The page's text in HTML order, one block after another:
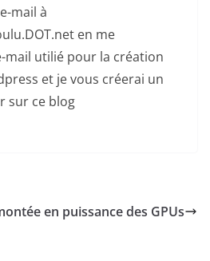
mail à
en me
mail utilié pour la création
et je vous créerai un
sur ce blog
en puissance des GPUs